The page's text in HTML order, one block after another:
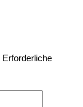
Erforderliche